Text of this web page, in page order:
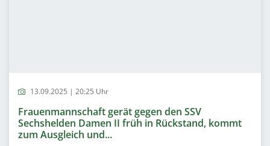
13.09.2025 | 20:25 Uhr
Frauenmannschaft gerät gegen den SSV
Sechshelden Damen II früh in Rückstand, kommt
zum Ausgleich und...